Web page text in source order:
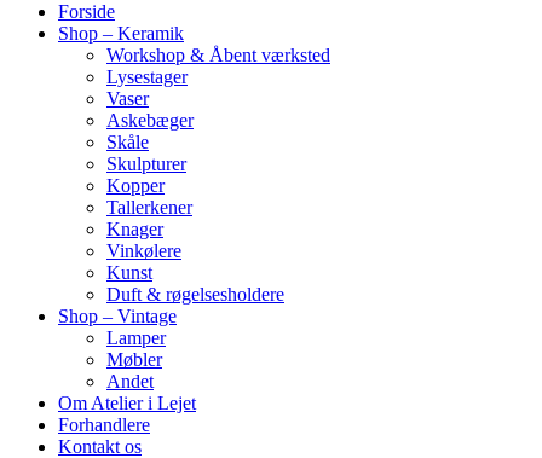
Forside
Shop – Keramik
Workshop & Åbent værksted
Lysestager
Vaser
Askebæger
Skåle
Skulpturer
Kopper
Tallerkener
Knager
Vinkølere
Kunst
Duft & røgelsesholdere
Shop – Vintage
Lamper
Møbler
Andet
Om Atelier i Lejet
Forhandlere
Kontakt os